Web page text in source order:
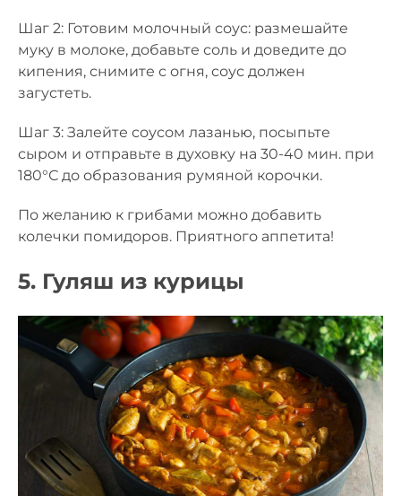
Шаг 2: Готовим молочный соус: размешайте
муку в молоке, добавьте соль и доведите до
кипения, снимите с огня, соус должен
загустеть.
Шаг 3: Залейте соусом лазанью, посыпьте
сыром и отправьте в духовку на 30-40 мин. при
180°С до образования румяной корочки.
По желанию к грибами можно добавить
колечки помидоров. Приятного аппетита!
5. Гуляш из курицы